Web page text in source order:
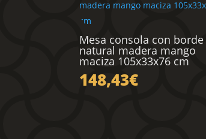
Mesa consola con borde
natural madera mango
maciza 105x33x76 cm
148,43€